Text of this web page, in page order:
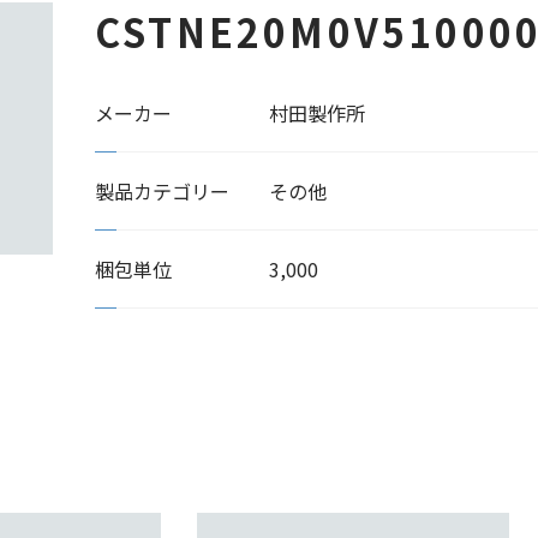
メーカー 村田製作所
製品カテゴリー その他
梱包単位 3,000